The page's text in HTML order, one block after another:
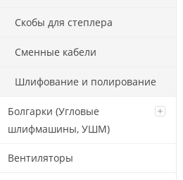
Скобы для степлера
Сменные кабели
Шлифование и полирование
Болгарки (Угловые
шлифмашины, УШМ)
Вентиляторы